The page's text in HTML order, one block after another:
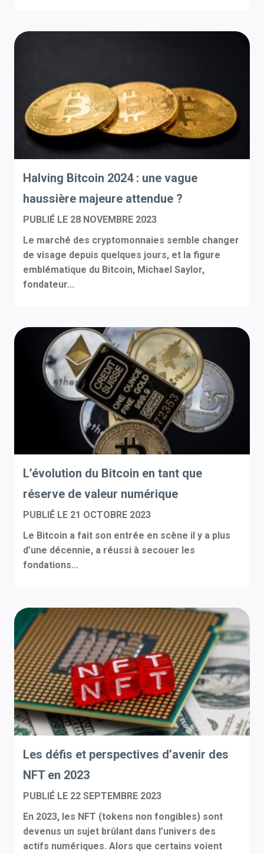
Halving Bitcoin 2024 : une vague
haussière majeure attendue ?
PUBLIÉ LE 28 NOVEMBRE 2023
Le marché des cryptomonnaies semble changer
de visage depuis quelques jours, et la figure
emblématique du Bitcoin, Michael Saylor,
fondateur...
L’évolution du Bitcoin en tant que
réserve de valeur numérique
PUBLIÉ LE 21 OCTOBRE 2023
Le Bitcoin a fait son entrée en scène il y a plus
d’une décennie, a réussi à secouer les
fondations...
Les défis et perspectives d’avenir des
NFT en 2023
PUBLIÉ LE 22 SEPTEMBRE 2023
En 2023, les NFT (tokens non fongibles) sont
devenus un sujet brûlant dans l’univers des
actifs numériques. Alors que certains voient